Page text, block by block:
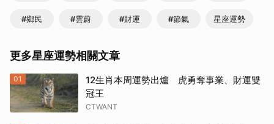
#鄉民 #雲蔚 #財運 #節氣 星座運勢
更多星座運勢相關文章
01
12生肖本周運勢出爐 虎勇奪事業、財運雙
冠王
CTWANT